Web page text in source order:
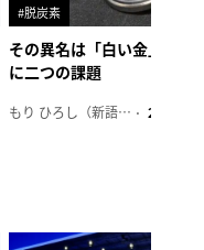
#脱炭素
その異名は「白い金」、リ
に二つの課題
もり ひろし（新語ウォッチャー） 2023年7